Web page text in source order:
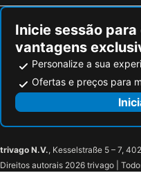
Inicie sessão
vantagens
Personalize a sua
Ofertas e preços para
trivago N.V., Kesselstraße 5 – 7,
Direitos autorais 2026 trivago |